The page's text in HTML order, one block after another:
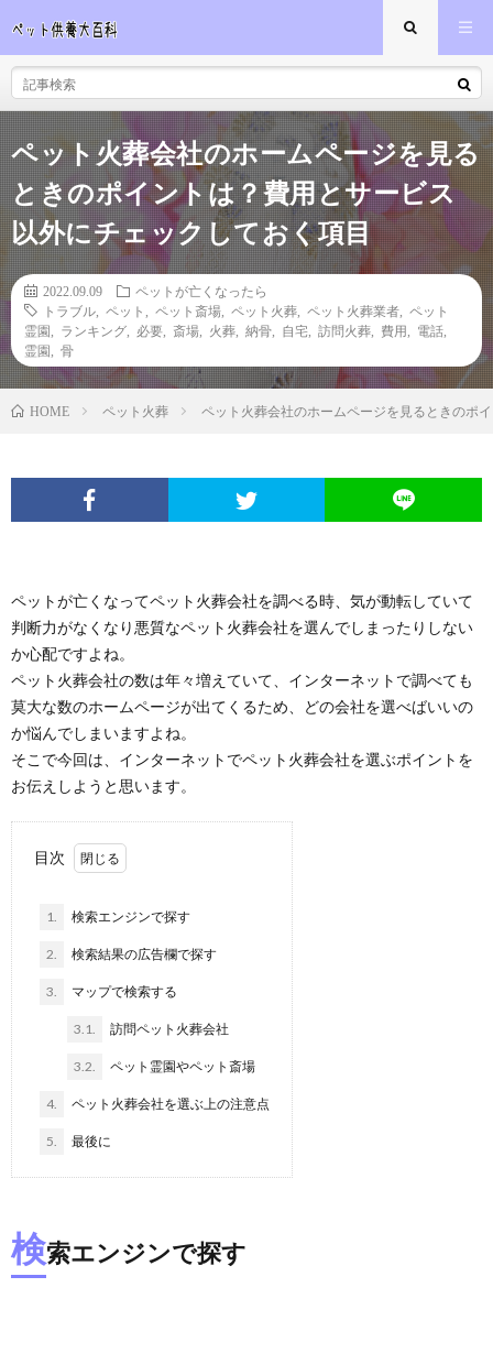
ペット火葬会社のホームページを見る
ときのポイントは？費用とサービス
以外にチェックしておく項目
2022.09.09
ペットが亡くなったら
トラブル
ペット ペット斎場 ペット火葬 ペット火葬業者
ペット
霊園
ランキング 必要 斎場 火葬 納骨 自宅 訪問火葬 費用 電話
霊園
骨
HOME ペット火葬 ペット火葬会社のホームページを見るときのポ
ペットが亡くなってペット火葬会社を調べる時、気が動転していて
判断力がなくなり悪質なペット火葬会社を選んでしまったりしない
か心配ですよね。
ペット火葬会社の数は年々増えていて、インターネットで調べても
莫大な数のホームページが出てくるため、どの会社を選べばいいの
か悩んでしまいますよね。
そこで今回は、インターネットでペット火葬会社を選ぶポイントを
お伝えしようと思います。
目次
1. 検索エンジンで探す
2. 検索結果の広告欄で探す
3. マップで検索する
3.1. 訪問ペット火葬会社
3.2. ペット霊園やペット斎場
4. ペット火葬会社を選ぶ上の注意点
5. 最後に
検索エンジンで探す